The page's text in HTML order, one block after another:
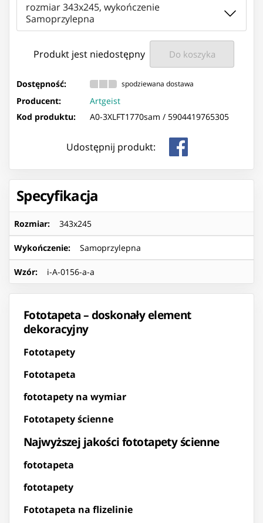
rozmiar 343x245, wykończenie
Samoprzylepna
Produkt jest niedostępny Do koszyka
Dostępność: spodziewana dostawa
Producent:
Artgeist
Kod produktu:
A0-3XLFT1770sam / 5904419765305
Udostępnij produkt:
Specyfikacja
Rozmiar: 343x245
Wykończenie: Samoprzylepna
Wzór: i-A-0156-a-a
Fototapeta – doskonały element
dekoracyjny
Fototapety
Fototapeta
fototapety na wymiar
Fototapety ścienne
Najwyższej jakości fototapety ścienne
fototapeta
fototapety
Fototapeta na flizelinie